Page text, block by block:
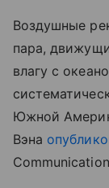
Воздушные
пара,
влагу с
Южной
Вэна